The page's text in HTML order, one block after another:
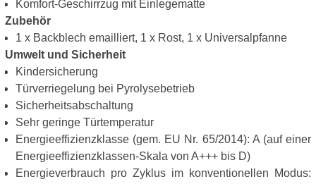
Komfort-Geschirrzug mit Einlegematte
Zubehör
1 x Backblech emailliert, 1 x Rost, 1 x Universalpfanne
Umwelt und Sicherheit
Kindersicherung
Türverriegelung bei Pyrolysebetrieb
Sicherheitsabschaltung
Sehr geringe Türtemperatur
Energieeffizienzklasse (gem. EU Nr. 65/2014): A (auf einer
Energieeffizienzklassen-Skala von A+++ bis D)
Energieverbrauch pro Zyklus im konventionellen Modus: